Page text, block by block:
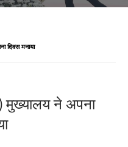
दिवस मनाया
मुख्यालय ने अपना